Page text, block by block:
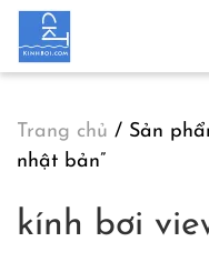
Skip to main content
Trang chủ / Sản
nhật bản”
kính bơi